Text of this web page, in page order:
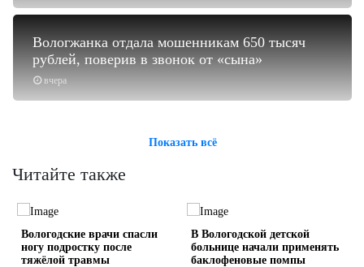
вчера
Вологжанка отдала мошенникам 650 тысяч
рублей, поверив в звонок от «сына»
Показать всё
Читайте также
Вологодские врачи спасли
ногу подростку после
тяжёлой травмы
В Вологодской детской
больнице начали применять
баклофеновые помпы